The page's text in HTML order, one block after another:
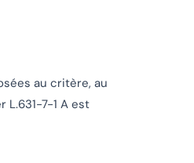
au critère, au
L.631-7-1 A est